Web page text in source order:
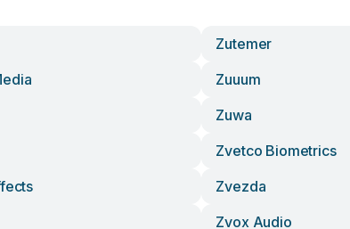
Zutemer
Zuuum
Zuwa
Zvetco Biometrics
Zvezda
Zvox Audio